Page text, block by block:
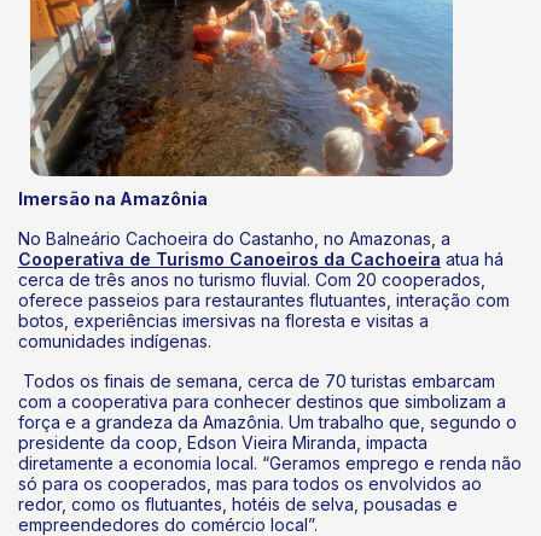
Imersão na Amazônia
No Balneário Cachoeira do Castanho, no Amazonas, a
Cooperativa de Turismo Canoeiros da Cachoeira atua há
cerca de três anos no turismo fluvial. Com 20 cooperados,
oferece passeios para restaurantes flutuantes, interação com
botos, experiências imersivas na floresta e visitas a
comunidades indígenas.
Todos os finais de semana, cerca de 70 turistas embarcam
com a cooperativa para conhecer destinos que simbolizam a
força e a grandeza da Amazônia. Um trabalho que, segundo o
presidente da coop, Edson Vieira Miranda, impacta
diretamente a economia local. “Geramos emprego e renda não
só para os cooperados, mas para todos os envolvidos ao
redor, como os flutuantes, hotéis de selva, pousadas e
empreendedores do comércio local”.